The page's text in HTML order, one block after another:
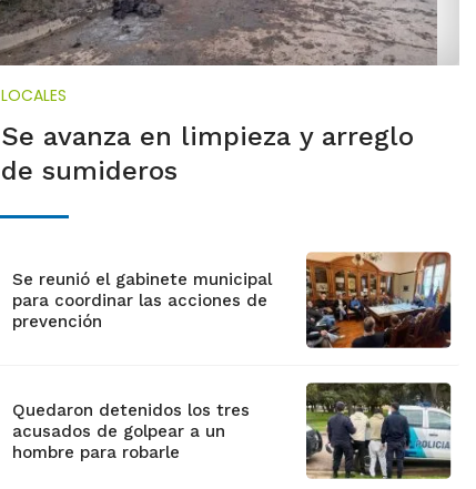
LOCALES
Se avanza en limpieza y arreglo
de sumideros
Se reunió el gabinete municipal
para coordinar las acciones de
prevención
Quedaron detenidos los tres
acusados de golpear a un
hombre para robarle